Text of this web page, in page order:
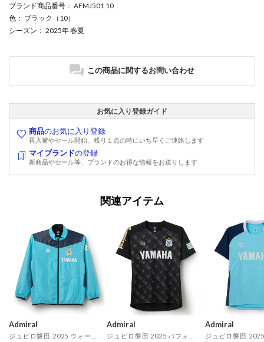
ブランド商品番号 ： AFMJ501 10
色 ： ブラック（10）
シーズン ： 2025年 春夏
この商品に関するお問い合わせ
お気に入り登録ガイド
商品のお気に入り登録
再入荷やセール開始、残り１点の時にいち早くご連絡します
マイブランドの登録
新商品やセール等、ブランドのお得な情報をお送りします
関連アイテム
Admiral Admiral Admiral